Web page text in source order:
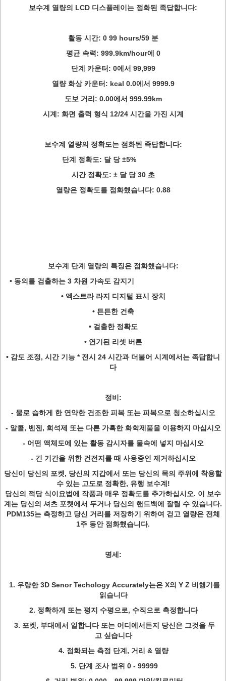
보수계 열량의 LCD 디스플레이는 점화된 족답합니다:
활동 시간: 0 99 hours/59 분
평균 속력: 999.9km/hour에 0
단계 카운터: 0에서 99,999
열량 화상 카운터: kcal 0.0에서 9999.9
도보 거리: 0.00에서 999.99km
시계: 화면 출력 형식 12/24 시간을 가진 시계
보수계 열량의 정확도는 점화된 족답합니다:
단계 정확도: 달 당 ±5%
시간 정확도: ± 달 당 30 초
열량은 정확도를 점화했습니다: 0.88
보수계 단계 열량의 특징은 점화했습니다:
• 동의를 검출하는 3 차원 가속도 감지기
• 엑스트라 라지 디지털 표시 장치
• 튼튼한 건축
• 걸출한 정확도
• 연기된 리셋 버튼
• 감도 조정, 시간 기능 * 전시 24 시간과 더불어 시계에서는 족답합니
다
정비:
- 물로 습하게 한 연약한 건조한 피복 또는 피복으로 청소하십시오
- 알콜, 벤젠, 희석제 또는 다른 가혹한 화학제품을 이용하지 마십시오
- 어떤 액체도에 있는 활동 감시자를 물속에 넣지 마십시오
- 긴 기간을 위한 건전지를 때 사용중인 제거하십시오
당신이 당신의 포켓, 당신의 지갑에서 또는 당신의 목의 주위에 착용할
수 있는 고도로 정확한, 유행 보수계!
당신의 적당 식이요법에 작풍과 매우 정확도를 추가하십시오. 이 보수
계는 당신의 셔츠 포켓에서 두거나 당신의 핸드백에 잘릴 수 있습니다.
PDM135는 측정하고 당신 거리를 저장하기 위하여 걷고 열량은 전체
1주 동안 점화했습니다.
명세:
1. 우량한 3D Senor Techology Accurately는은 X의 Y Z 비행기를
읽습니다
2. 정확하게 또는 평지 수평으로, 수직으로 측정합니다
3. 포켓, 부대에서 일합니다 또는 어디에서든지 당신은 그것을 두
고 싶습니다
4. 점화되는 측정 단계, 거리 & 열량
5. 단계 조사 범위 0 - 99999